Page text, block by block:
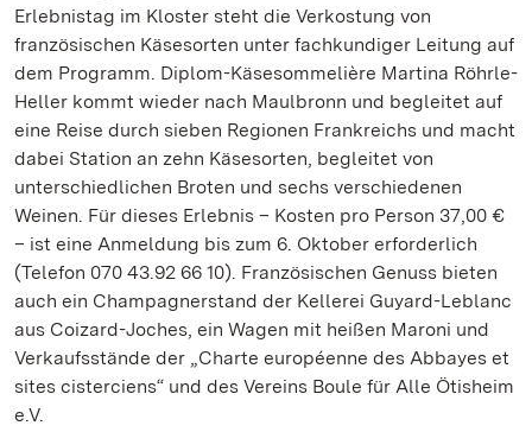
Erlebnistag im Kloster steht die Verkostung von
französischen Käsesorten unter fachkundiger Leitung auf
dem Programm. Diplom-Käsesommelière Martina Röhrle-
Heller kommt wieder nach Maulbronn und begleitet auf
eine Reise durch sieben Regionen Frankreichs und macht
dabei Station an zehn Käsesorten, begleitet von
unterschiedlichen Broten und sechs verschiedenen
Weinen. Für dieses Erlebnis – Kosten pro Person 37,00 €
– ist eine Anmeldung bis zum 6. Oktober erforderlich
(Telefon 070 43.92 66 10). Französischen Genuss bieten
auch ein Champagnerstand der Kellerei Guyard-Leblanc
aus Coizard-Joches, ein Wagen mit heißen Maroni und
Verkaufsstände der „Charte européenne des Abbayes et
sites cisterciens“ und des Vereins Boule für Alle Ötisheim
e.V.